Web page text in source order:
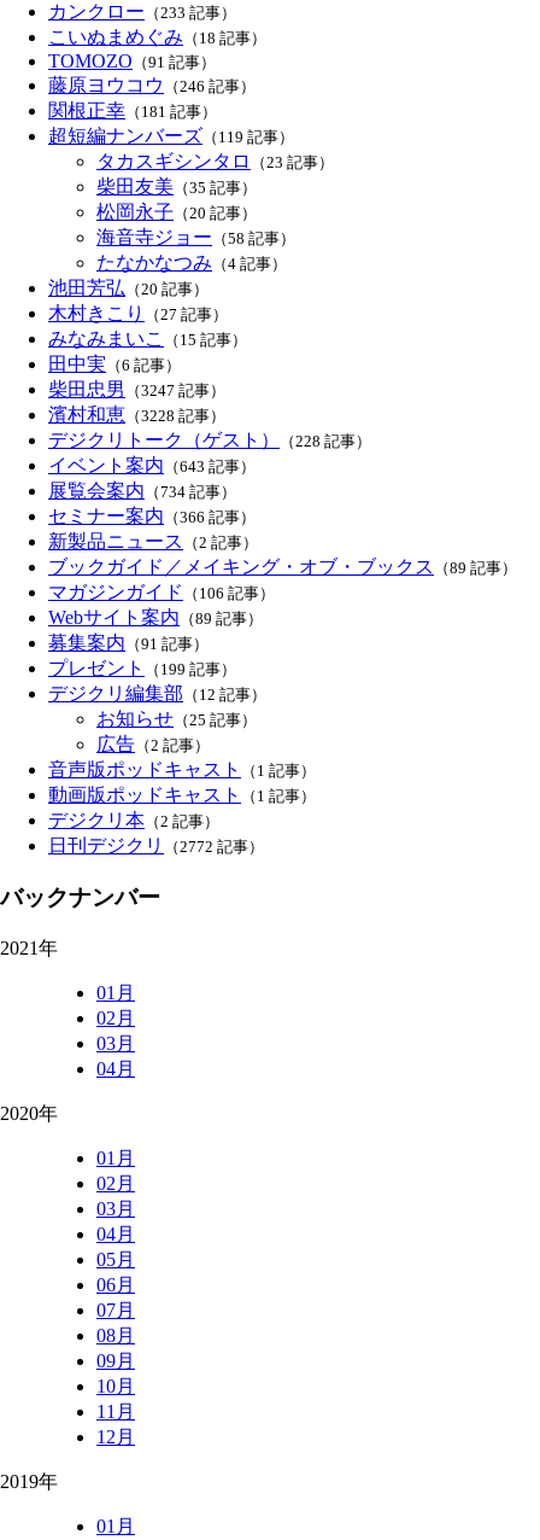
カンクロー （233 記事）
こいぬまめぐみ （18 記事）
TOMOZO （91 記事）
藤原ヨウコウ （246 記事）
関根正幸 （181 記事）
超短編ナンバーズ （119 記事）
タカスギシンタロ （23 記事）
柴田友美 （35 記事）
松岡永子 （20 記事）
海音寺ジョー （58 記事）
たなかなつみ （4 記事）
池田芳弘 （20 記事）
木村きこり （27 記事）
みなみまいこ （15 記事）
田中実 （6 記事）
柴田忠男 （3247 記事）
濱村和恵 （3228 記事）
デジクリトーク（ゲスト） （228 記事）
イベント案内 （643 記事）
展覧会案内 （734 記事）
セミナー案内 （366 記事）
新製品ニュース （2 記事）
ブックガイド／メイキング・オブ・ブックス （89 記事）
マガジンガイド （106 記事）
Webサイト案内 （89 記事）
募集案内 （91 記事）
プレゼント （199 記事）
デジクリ編集部 （12 記事）
お知らせ （25 記事）
広告 （2 記事）
音声版ポッドキャスト （1 記事）
動画版ポッドキャスト （1 記事）
デジクリ本 （2 記事）
日刊デジクリ （2772 記事）
バックナンバー
2021年
01月
02月
03月
04月
2020年
01月
02月
03月
04月
05月
06月
07月
08月
09月
10月
11月
12月
2019年
01月